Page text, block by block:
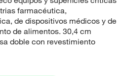
farmacéutica,
de dispositivos médicos y de
de alimentos. 30,4 cm
doble con revestimiento